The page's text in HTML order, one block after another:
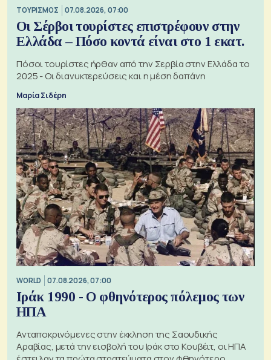
ΤΟΥΡΙΣΜΟΣ 07.08.2026, 07:00
Οι Σέρβοι τουρίστες επιστρέφουν στην
Ελλάδα – Πόσο κοντά είναι στο 1 εκατ.
Πόσοι τουρίστες ήρθαν από την Σερβία στην Ελλάδα το
2025 - Οι διανυκτερεύσεις και η μέση δαπάνη
Μαρία Σιδέρη
WORLD 07.08.2026, 07:00
Ιράκ 1990 - Ο φθηνότερος πόλεμος των
ΗΠΑ
Ανταποκρινόμενες στην έκκληση της Σαουδικής
Αραβίας, μετά την εισβολή του Ιράκ στο Κουβέιτ, οι ΗΠΑ